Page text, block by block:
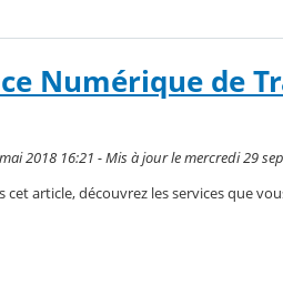
Numérique de
2018 16:21 - Mis à jour le mercredi 29
cet article, découvrez les services que